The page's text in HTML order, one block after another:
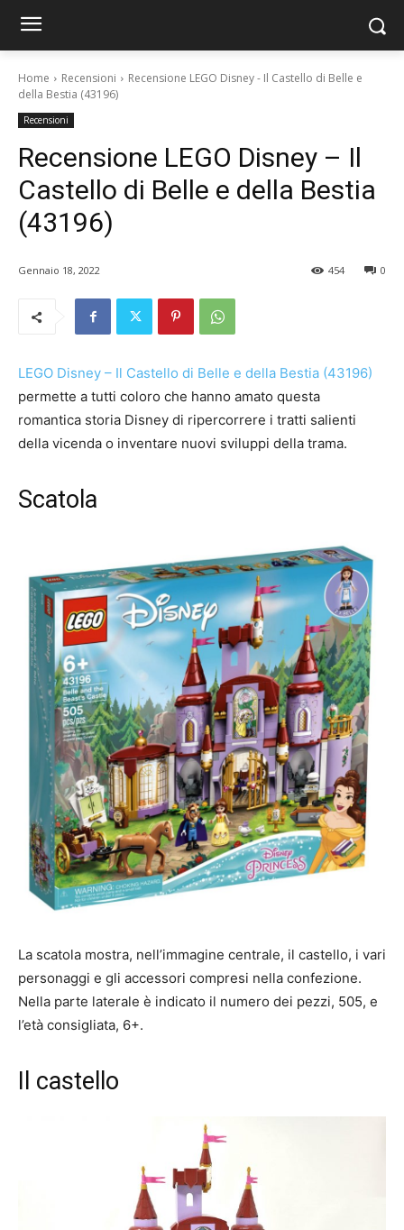
Home Recensioni
Recensione LEGO Disney - Il Castello di Belle e
della Bestia (43196)
Recensioni
Recensione LEGO Disney – Il
Castello di Belle e della Bestia
(43196)
Gennaio 18, 2022 0
454
LEGO Disney – Il Castello di Belle e della Bestia (43196)
permette a tutti coloro che hanno amato questa
romantica storia Disney di ripercorrere i tratti salienti
della vicenda o inventare nuovi sviluppi della trama.
Scatola
La scatola mostra, nell’immagine centrale, il castello, i vari
personaggi e gli accessori compresi nella confezione.
Nella parte laterale è indicato il numero dei pezzi, 505, e
l’età consigliata, 6+.
Il castello